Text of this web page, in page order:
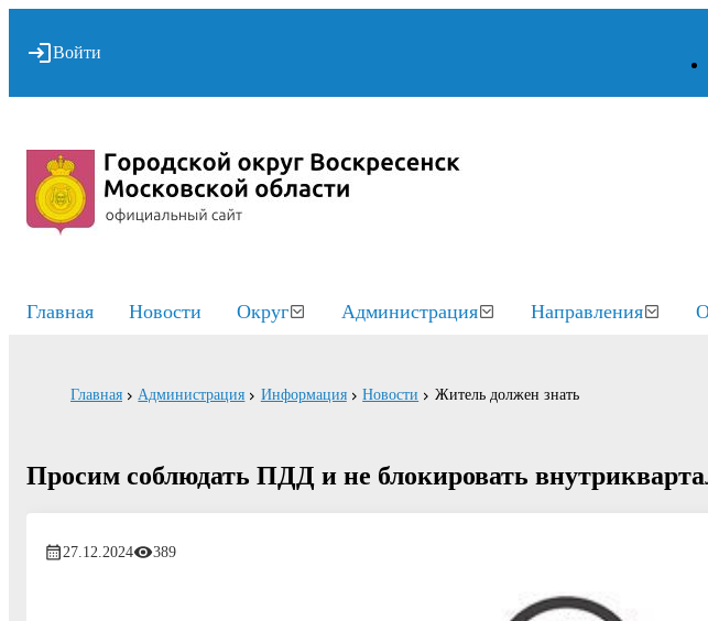
Войти
Главная Новости Округ Администрация Направления
Главная Администрация Информация Новости Житель должен знать
Просим соблюдать ПДД и не блокировать
27.12.2024 389